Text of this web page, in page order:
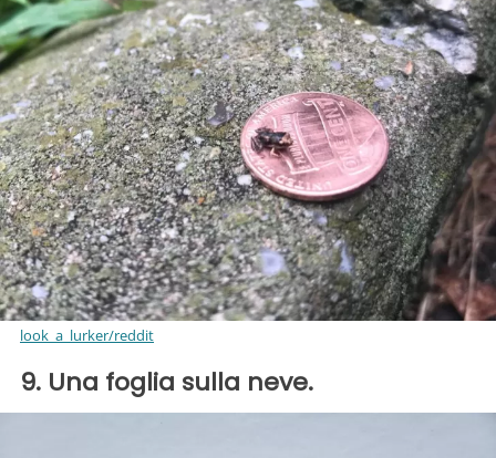
look_a_lurker/reddit
9. Una foglia sulla neve.